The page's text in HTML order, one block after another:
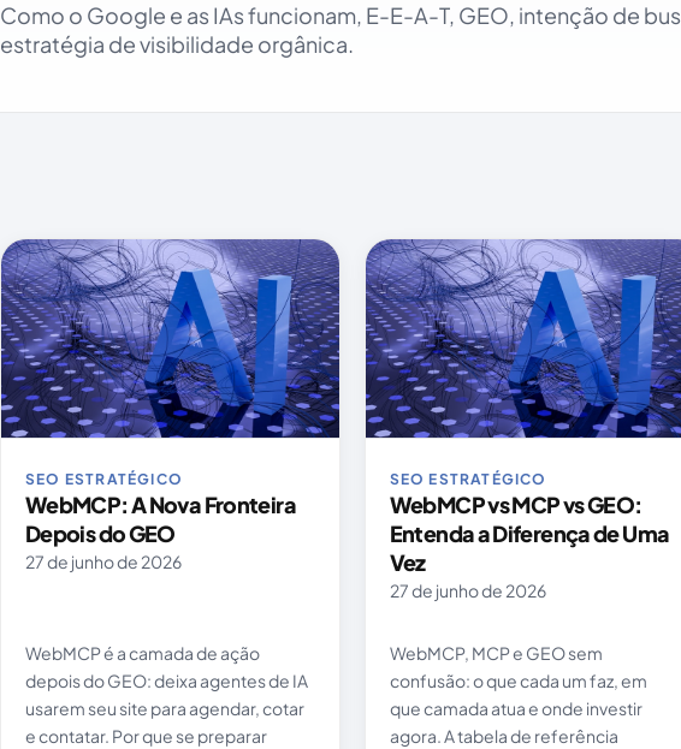
Como o Google e as IAs funcionam, E-E-A-T, GEO, intenção de
estratégia de visibilidade orgânica.
Artigos publicados
SEO ESTRATÉGICO
WebMCP: A Nova Fronteira
Depois do GEO
27 de junho de 2026
WebMCP é a camada de ação
depois do GEO: deixa agentes de IA
usarem seu site para agendar, cotar
e contatar. Por que se preparar
SEO ESTRATÉGICO
WebMCP vs MCP vs GEO:
Entenda a Diferença de Uma
Vez
27 de junho de 2026
WebMCP, MCP e GEO sem
confusão: o que cada um faz, em
que camada atua e onde investir
agora. A tabela de referência